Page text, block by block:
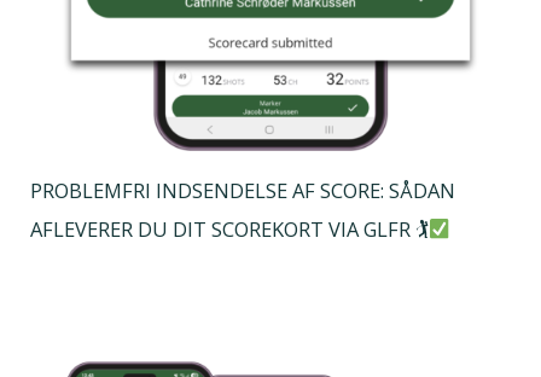
PROBLEMFRI INDSENDELSE AF SCORE: SÅDAN
AFLEVERER DU DIT SCOREKORT VIA GLFR 🏌